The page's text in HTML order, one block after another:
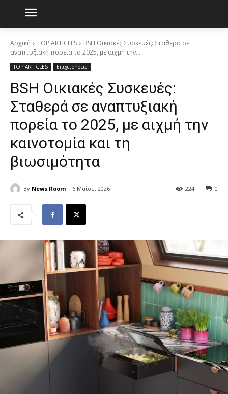
Αρχική TOP ARTICLES
BSH Οικιακές Συσκευές: Σταθερά σε
αναπτυξιακή πορεία το 2025, με αιχμή την...
TOP ARTICLES Επιχειρήσεις
BSH Οικιακές Συσκευές:
Σταθερά σε αναπτυξιακή
πορεία το 2025, με αιχμή την
καινοτομία και τη
βιωσιμότητα
By News Room 6 Μαΐου, 2026 0
224